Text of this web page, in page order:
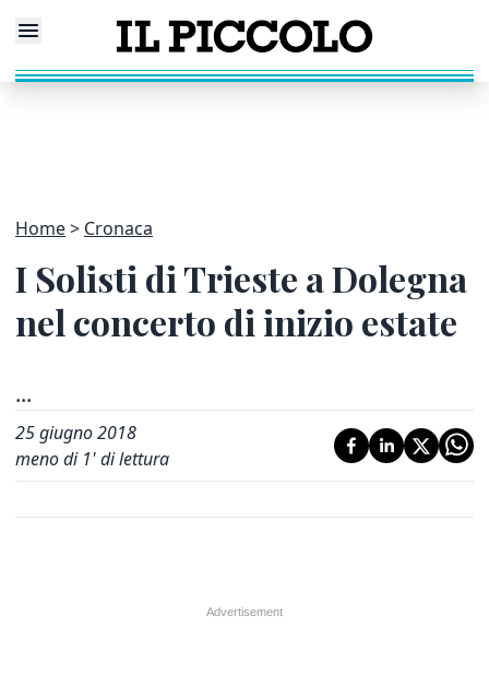
Home Cronaca
I Solisti di Trieste a Dolegna
nel concerto di inizio estate
...
25 giugno 2018
meno di 1' di lettura